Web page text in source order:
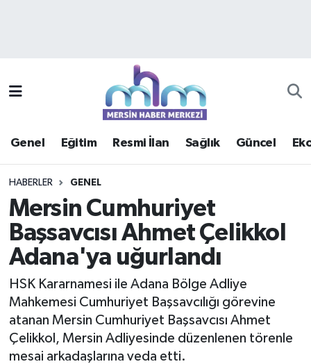
Genel Eğitim Resmi İlan Sağlık Güncel
HABERLER GENEL
Mersin Cumhuriyet
Başsavcısı Ahmet Çelikkol
Adana'ya uğurlandı
HSK Kararnamesi ile Adana Bölge Adliye
Mahkemesi Cumhuriyet Başsavcılığı görevine
atanan Mersin Cumhuriyet Başsavcısı Ahmet
Çelikkol, Mersin Adliyesinde düzenlenen törenle
mesai arkadaşlarına veda etti.
Güncel
Haberde insan
Kültür - Sanat
Magazin
Mersin Trafik Yoğunluk Haritası
Süper Lig Puan Durumu ve Fikstür
Haber Arşivi